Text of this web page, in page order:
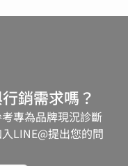
銷需求嗎？
專為品牌現況診斷
LINE@提出您的問